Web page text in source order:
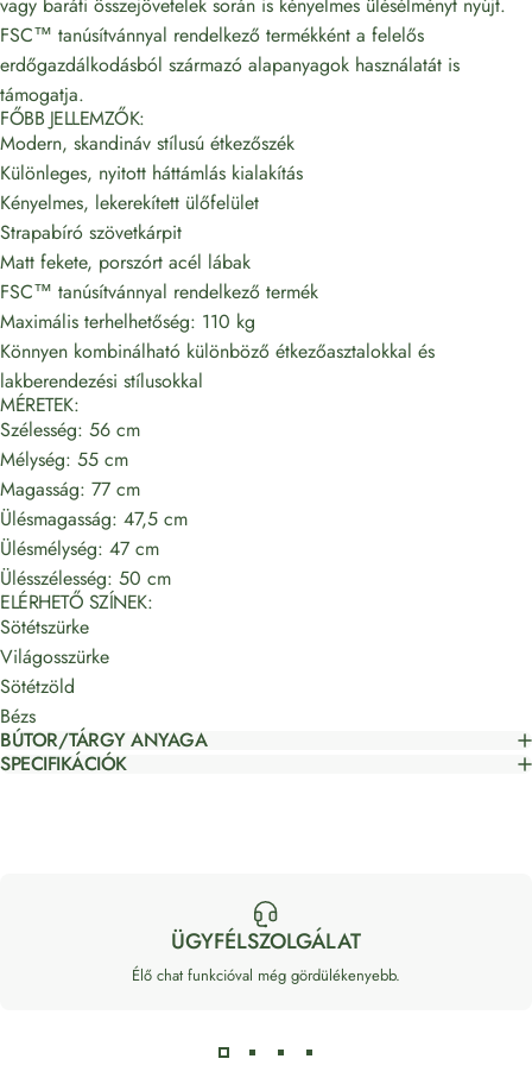
vagy baráti összejövetelek során is kényelmes ülésélményt nyújt.
FSC™ tanúsítvánnyal rendelkező termékként a felelős
erdőgazdálkodásból származó alapanyagok használatát is
támogatja.
FŐBB JELLEMZŐK:
Modern, skandináv stílusú étkezőszék
Különleges, nyitott háttámlás kialakítás
Kényelmes, lekerekített ülőfelület
Strapabíró szövetkárpit
Matt fekete, porszórt acél lábak
FSC™ tanúsítvánnyal rendelkező termék
Maximális terhelhetőség: 110 kg
Könnyen kombinálható különböző étkezőasztalokkal és
lakberendezési stílusokkal
MÉRETEK:
Szélesség: 56 cm
Mélység: 55 cm
Magasság: 77 cm
Ülésmagasság: 47,5 cm
Ülésmélység: 47 cm
Ülésszélesség: 50 cm
ELÉRHETŐ SZÍNEK:
Sötétszürke
Világosszürke
Sötétzöld
Bézs
BÚTOR/TÁRGY ANYAGA
SPECIFIKÁCIÓK
ÜGYFÉLSZOLGÁLAT
Élő chat funkcióval még gördülékenyebb.